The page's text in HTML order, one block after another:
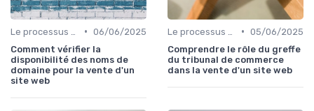
• 06/06/2025
Comment vérifier la
disponibilité des noms de
domaine pour la vente d'un
site web
• 05/06/2025
Comprendre le rôle du greffe
du tribunal de commerce
dans la vente d'un site web